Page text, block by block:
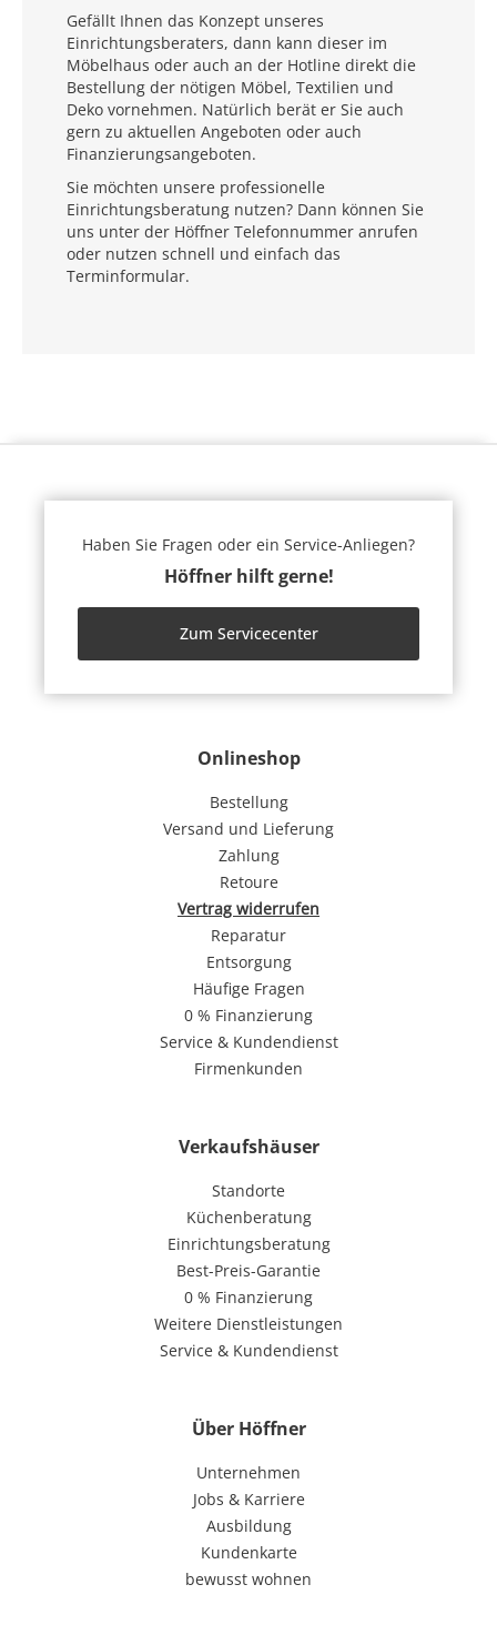
Gefällt Ihnen das Konzept unseres
Einrichtungsberaters, dann kann dieser im
Möbelhaus oder auch an der Hotline direkt die
Bestellung der nötigen Möbel, Textilien und
Deko vornehmen. Natürlich berät er Sie auch
gern zu aktuellen Angeboten oder auch
Finanzierungsangeboten.
Sie möchten unsere professionelle
Einrichtungsberatung nutzen? Dann können Sie
uns unter der Höffner Telefonnummer anrufen
oder nutzen schnell und einfach das
Terminformular.
Onlineshop
Bestellung
Versand und Lieferung
Zahlung
Retoure
Vertrag widerrufen
Reparatur
Entsorgung
Häufige Fragen
0 % Finanzierung
Service & Kundendienst
Firmenkunden
Verkaufshäuser
Standorte
Küchenberatung
Einrichtungsberatung
Best-Preis-Garantie
0 % Finanzierung
Weitere Dienstleistungen
Service & Kundendienst
Über Höffner
Unternehmen
Jobs & Karriere
Ausbildung
Kundenkarte
bewusst wohnen
Haben Sie Fragen oder ein Service-Anliegen?
Höffner hilft gerne!
Zum Servicecenter